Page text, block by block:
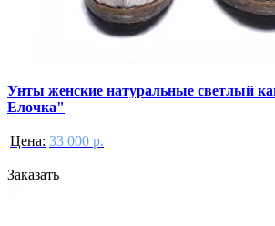
Унты женские натуральные светлый
Елочка"
Цена: 33 000 р.
Заказать